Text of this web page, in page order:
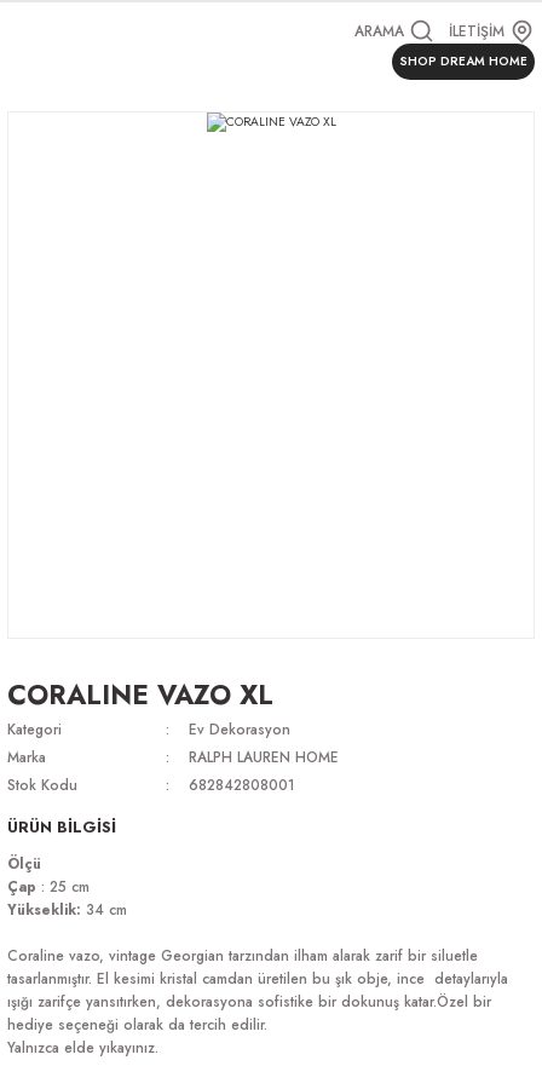
ARAMA İLETİŞİM
SHOP DREAM HOME
CORALINE VAZO XL
Kategori
Ev Dekorasyon
Marka
RALPH LAUREN HOME
Stok Kodu
682842808001
ÜRÜN BİLGİSİ
Ölçü
Çap : 25 cm
Yükseklik: 34 cm
Coraline vazo, vintage Georgian tarzından ilham alarak zarif bir siluetle
tasarlanmıştır. El kesimi kristal camdan üretilen bu şık obje, ince detaylarıyla
ışığı zarifçe yansıtırken, dekorasyona sofistike bir dokunuş katar.Özel bir
hediye seçeneği olarak da tercih edilir.
Yalnızca elde yıkayınız.